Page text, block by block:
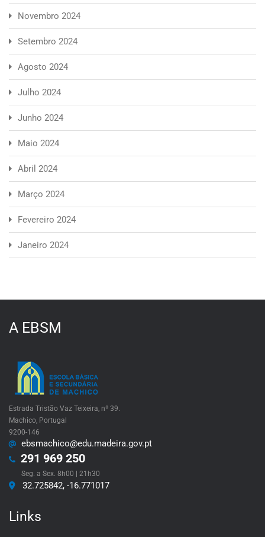
Novembro 2024
Setembro 2024
Agosto 2024
Julho 2024
Junho 2024
Maio 2024
Abril 2024
Março 2024
Fevereiro 2024
Janeiro 2024
A EBSM
Estrada Tristão Vaz Teixeira, nº 39.
Machico, Portugal
9200-146
ebsmachico@edu.madeira.gov.pt
291 969 250
Seg. a Sex. 8h00 | 21h30
32.725842, -16.771017
Links